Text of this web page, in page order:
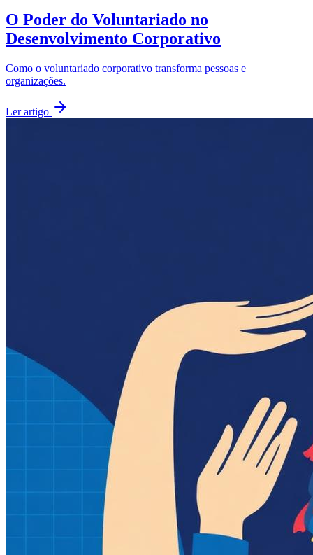
O Poder do Voluntariado no
Desenvolvimento Corporativo
Como o voluntariado corporativo transforma pessoas e
organizações.
Ler artigo